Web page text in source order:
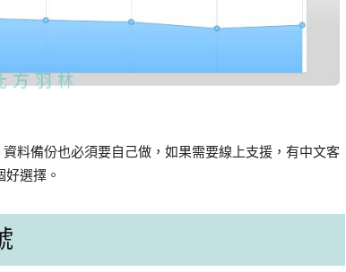
料備份也必須要自己做，如果需要線上支援，有中文客
選擇。